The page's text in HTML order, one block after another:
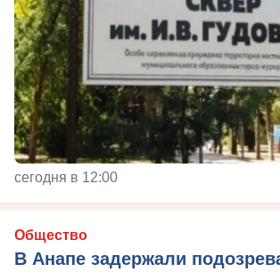
сегодня в 12:00
Общество
В Анапе задержали